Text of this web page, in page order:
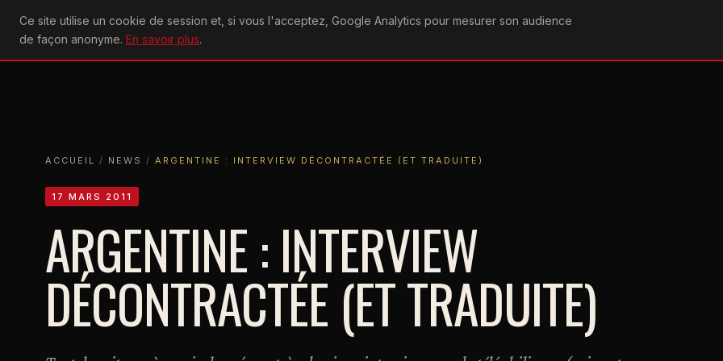
Ce site utilise un cookie de session et, si vous l'acceptez, Google Analytics pour mesurer son audience
de façon anonyme. En savoir plus.
U2achtung
ACCUEIL
ACTU CONCERTS DISCOGRAPHIEPAROLESVIDÉOGRAPHIEFORUMS
ACCUEIL / NEWS / ARGENTINE : INTERVIEW DÉCONTRACTÉE (ET TRADUITE)
17 MARS 2011
ARGENTINE : INTERVIEW
DÉCONTRACTÉE (ET TRADUITE)